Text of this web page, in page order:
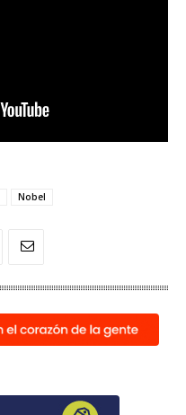
Nobel